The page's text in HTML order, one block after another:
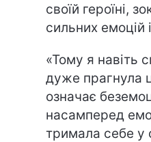
своїй героїні,
сильних емоцій
«Тому я навіть
дуже прагнула
означає
насамперед
тримала себе у